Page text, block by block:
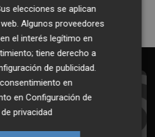
al Boletín
primera hora en tu email
elecciones se aplican
Algunos proveedores
el interés legítimo en
tiene derecho a
de publicidad
en
enConfiguración de
privacidad